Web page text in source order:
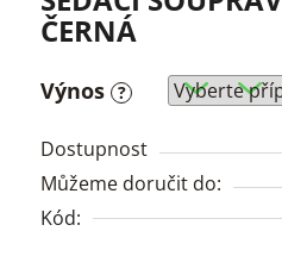
ČERNÁ
Výnos ?
Dostupnost
Můžeme doručit do:
Kód: